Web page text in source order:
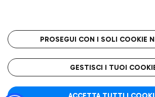
Wine Bar & Sparkling
Raggiungi l’aeroporto senza pensieri
Mappa Aeroporto Fiumicino
Roma FCO
L'aeroporto stellato
PROSEGUI CON I SOLI COOKIE
GESTISCI I TUOI